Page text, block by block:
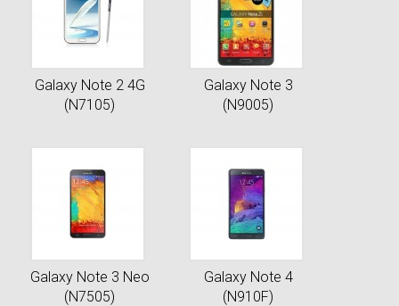
Galaxy Note 2 4G
(N7105)
Galaxy Note 3
(N9005)
Galaxy Note 3 Neo
(N7505)
Galaxy Note 4
(N910F)